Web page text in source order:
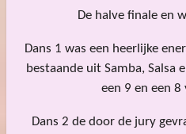
De halve finale en
Dans 1 was een heerlijke
bestaande uit Samba, Salsa
een 9 en een 8
Dans 2 de door de jury